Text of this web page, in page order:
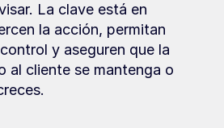
La clave está en
la acción, permitan
y aseguren que la
al cliente se mantenga o